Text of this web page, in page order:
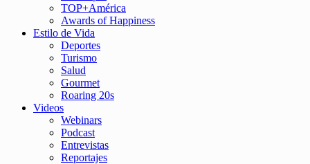
TOP+América
Awards of Happiness
Estilo de Vida
Deportes
Turismo
Salud
Gourmet
Roaring 20s
Videos
Webinars
Podcast
Entrevistas
Reportajes